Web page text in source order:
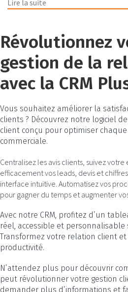
Lire la suite
Révolutionnez
gestion de la
avec la CRM
Vous souhaitez améliorer la
clients ? Découvrez notre logiciel
client conçu pour optimiser
commerciale.
Centralisez les avis clients, suivez
efficacement vos leads, devis et
interface intuitive. Automatisez vos
pour gagner du temps et augmenter
Avec notre CRM, profitez d’un
réel, accessible et personnalisable
Transformez votre relation client
productivité.
N’attendez plus pour découvrir
peut révolutionner votre gestion
demander plus d’informations et